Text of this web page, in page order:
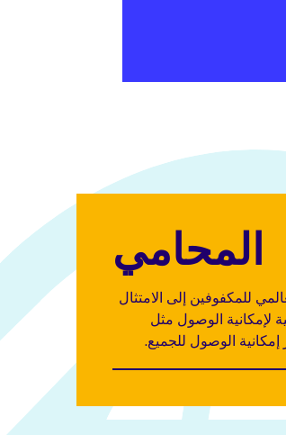
المحامي
للمكفوفين إلى الامتثال
لإمكانية الوصول مثل